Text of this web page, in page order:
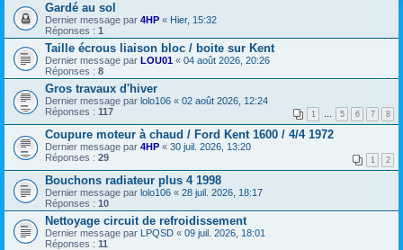
Gardé au sol
Dernier message par 4HP « Hier, 15:32
Réponses : 1
Taille écrous liaison bloc / boite sur Kent
Dernier message par LOU01 « 04 août 2026, 20:26
Réponses : 8
Gros travaux d'hiver
Dernier message par lolo106 « 02 août 2026, 12:24
Réponses : 117 1 … 5 6 7 8
Coupure moteur à chaud / Ford Kent 1600 / 4/4 1972
Dernier message par 4HP « 30 juil. 2026, 13:20
Réponses : 29 1 2
Bouchons radiateur plus 4 1998
Dernier message par lolo106 « 28 juil. 2026, 18:17
Réponses : 10
Nettoyage circuit de refroidissement
Dernier message par LPQSD « 09 juil. 2026, 18:01
Réponses : 11